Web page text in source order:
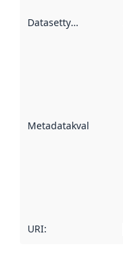
Datasettype
Metadatakvalitet
URI: